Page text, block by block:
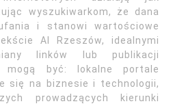
wyszukiwarkom, że dana
i stanowi wartościowe
AI Rzeszów, idealnymi
linków lub publikacji
mogą być: lokalne portale
się na biznesie i technologii,
prowadzących kierunki